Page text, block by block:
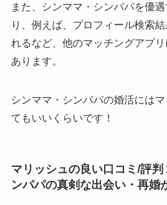
また、シンママ・シンパパを優
り、例えば、プロフィール検索
れるなど、他のマッチングアプ
あります。
シンママ・シンパパの婚活には
てもいいくらいです！
マリッシュの良い口コミ/評
ンパパの真剣な出会い・再婚